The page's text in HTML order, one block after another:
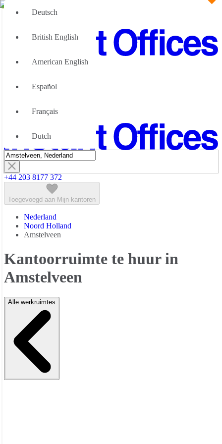
Wij kunnen u helpen
Over Ons
Neem contact met ons op
+44 203 8177 372
Toegevoegd aan Mijn kantoren
Nederland
Noord Holland
Amstelveen
Kantoorruimte te huur in
Amstelveen
Alle werkruimtes
Deutsch
British English
American English
Español
Français
Dutch